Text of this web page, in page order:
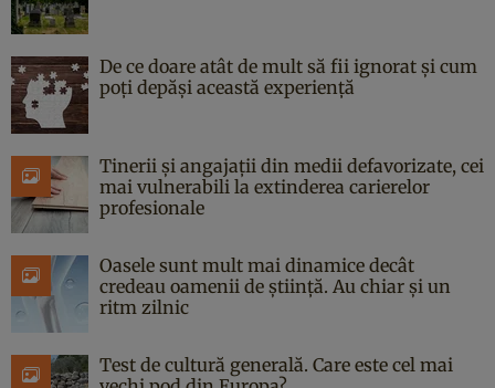
De ce doare atât de mult să fii ignorat și cum
poți depăși această experiență
Tinerii și angajații din medii defavorizate, cei
mai vulnerabili la extinderea carierelor
profesionale
Oasele sunt mult mai dinamice decât
credeau oamenii de știință. Au chiar și un
ritm zilnic
Test de cultură generală. Care este cel mai